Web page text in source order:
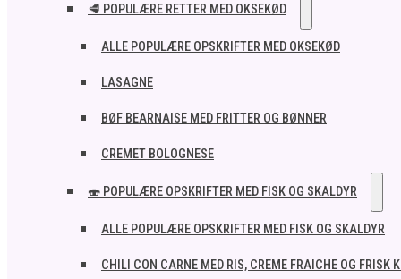
🥩 POPULÆRE RETTER MED OKSEKØD
ALLE POPULÆRE OPSKRIFTER MED OKSEKØD
LASAGNE
BØF BEARNAISE MED FRITTER OG BØNNER
CREMET BOLOGNESE
🍣 POPULÆRE OPSKRIFTER MED FISK OG SKALDYR
ALLE POPULÆRE OPSKRIFTER MED FISK OG SKALDYR
CHILI CON CARNE MED RIS, CREME FRAICHE OG FRISK